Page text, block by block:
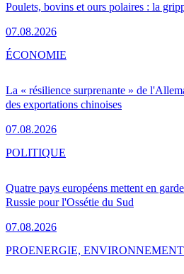
Poulets, bovins et ours polaires : la
07.08.2026
La « résilience surprenante » de
des exportations chinoises
07.08.2026
ÉCONOMIE
Quatre pays européens mettent en
Russie pour l'Ossétie du Sud
07.08.2026
POLITIQUE
PROENERGIE,